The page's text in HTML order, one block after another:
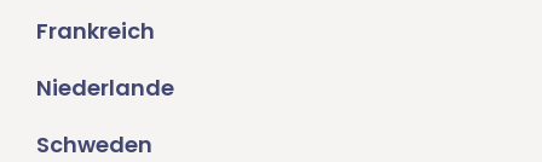
Frankreich
Niederlande
Schweden